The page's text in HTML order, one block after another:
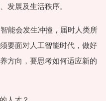
发展及生活秩序。
智能会发生冲撞，届时人类所
要面对人工智能时代，做好
方向，要思考如何适应新的